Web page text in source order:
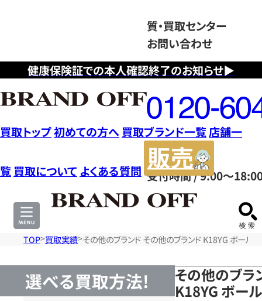
健康保険証での本人確認終了のお知らせ▶
質・買取センター
お問い合わせ
フ
リ
ー
ダ
イ
ヤ
ル
0120604117
受付時間 / 9:00～
買取トップ初めての方へ 買取ブランド一覧店舗一
覧 買取について よくある質問
サ
TOP 買取実績 その他のブランド その他のブランド K18YG ボール
選べる買取方法!
その他のブラ
K18YG ボー